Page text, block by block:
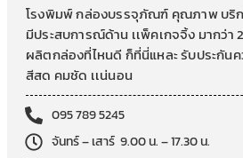
โรงพิมพ์ กล่องบรรจุภัณฑ์ คุณภาพ บริ
มีประสบการณ์ด้าน เเพ็คเกจจิ้ง มากว่
ผลิตกล่องที่ไหนดี ก็ที่นี่แหละ รับประกันค
สีสด คมชัด เเน่นอน
095 789 5245
จันทร์ – เสาร์ 9.00 น. – 17.30 น.